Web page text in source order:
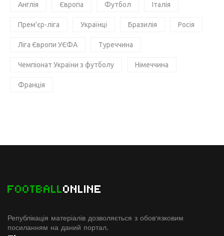
Англія Європа Футбол Італія
Прем'єр-ліга Українці Бразилія Росія
Ліга Європи УЄФА Туреччина
Чемпіонат України з футболу Німеччина
Франція
FOOTBALLONLINE
Републікація матеріалів дозволяється з обов'язковим
посиланням на даний портал.